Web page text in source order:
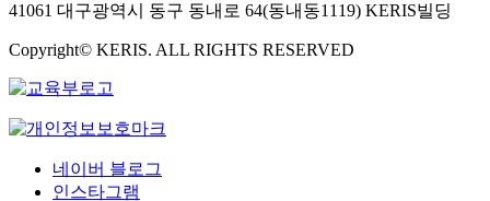
41061 대구광역시 동구 동내로 64(동내동1119) KERIS빌딩
Copyright© KERIS. ALL RIGHTS RESERVED
네이버 블로그
인스타그램